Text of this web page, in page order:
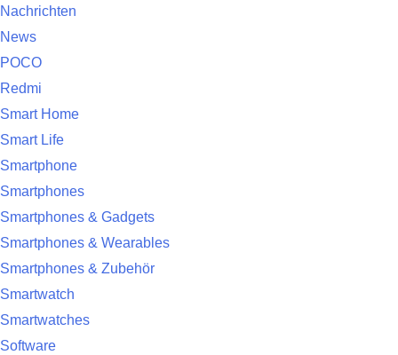
Nachrichten
News
POCO
Redmi
Smart Home
Smart Life
Smartphone
Smartphones
Smartphones & Gadgets
Smartphones & Wearables
Smartphones & Zubehör
Smartwatch
Smartwatches
Software